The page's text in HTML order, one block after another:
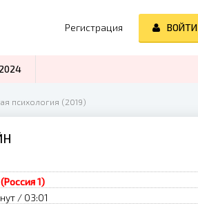
психология (2019)
1)
/ 03:01
Регистрация ВОЙТИ